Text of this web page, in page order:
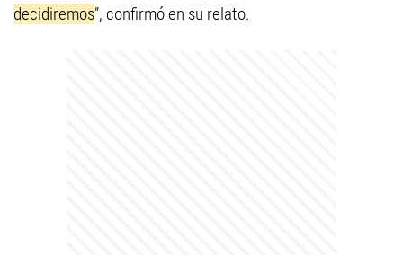
decidiremos”, confirmó en su relato.